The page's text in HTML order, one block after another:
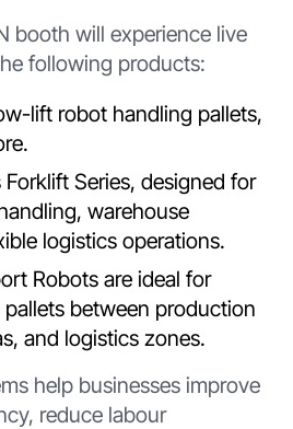
booth will experience live
following products:
lift robot handling pallets,
Series, designed for
warehouse
logistics operations.
Robots are ideal for
between production
and logistics zones.
help businesses improve
reduce labour